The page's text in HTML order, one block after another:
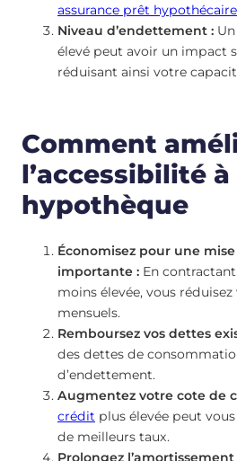
assurance prêt hypothécaire
Niveau d’endettement :
élevé peut avoir un impact
réduisant ainsi votre
Comment
l’accessibilité
hypothèque
Économisez pour une
importante : En
moins élevée, vous
mensuels.
Remboursez vos dettes
des dettes de
d’endettement.
Augmentez votre cote de
crédit plus élevée peut
de meilleurs taux.
Prolongez l’amortissement